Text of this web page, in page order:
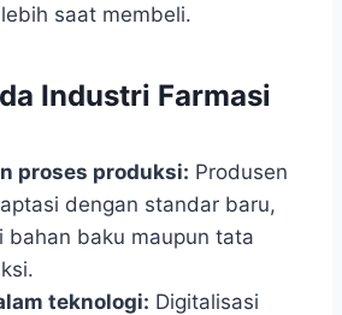
saat membeli.
Industri Farmasi
proses produksi: Produsen
dengan standar baru,
bahan baku maupun tata
teknologi: Digitalisasi